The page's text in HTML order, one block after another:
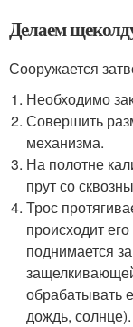
Делаем
Сооружается
Необходимо
Совершить
механизма.
На полотне
прут со
Трос
происходит
поднимается
обрабатывать
дождь, солнце).